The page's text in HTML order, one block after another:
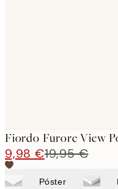
Fiordo Furore View
9,98 €19,95 €
Póster